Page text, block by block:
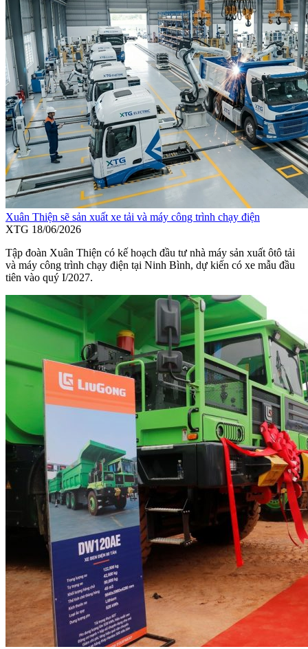
Xuân Thiện sẽ sản xuất xe tải và máy công trình chạy điện
XTG 18/06/2026
Tập đoàn Xuân Thiện có kế hoạch đầu tư nhà máy sản xuất ôtô tải
và máy công trình chạy điện tại Ninh Bình, dự kiến có xe mẫu đầu
tiên vào quý I/2027.